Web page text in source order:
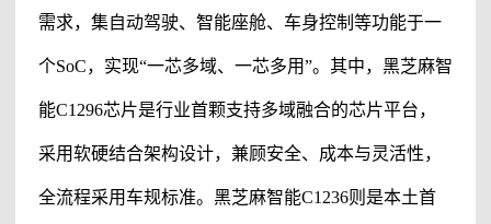
需求，集自动驾驶、智能座舱、车身控制等功能于一
个SoC，实现“一芯多域、一芯多用”。其中， 黑芝麻智
能C1296芯片是行业首颗支持多域融合的芯片平台，
采用软硬结合架构设计，兼顾安全、成本与灵活性，
全流程采用车规标准。 黑芝麻智能C1236则是本土首